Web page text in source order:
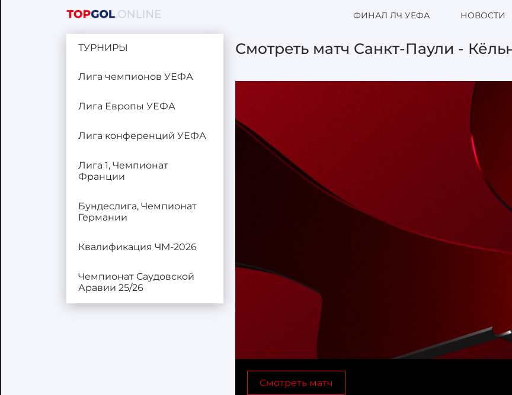
ФИНАЛ ЛЧ УЕФА НОВОСТИ
ТУРНИРЫ
Лига чемпионов УЕФА
Лига Европы УЕФА
Лига конференций УЕФА
Лига 1, Чемпионат
Франции
Бундеслига, Чемпионат
Германии
Квалификация ЧМ-2026
Чемпионат Саудовской
Аравии 25/26
Смотреть матч Санкт-Паули -
Смотреть матч